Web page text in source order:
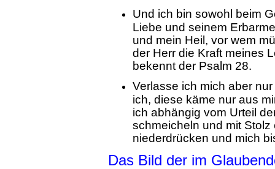
Und ich bin sowohl beim
Liebe und seinem
und mein Heil, vor wem
der Herr die Kraft meines
bekennt der Psalm 28.
Verlasse ich mich aber
ich, diese käme nur aus
ich abhängig vom Urteil
schmeicheln und mit Stolz
niederdrücken und mich
Das Bild der im